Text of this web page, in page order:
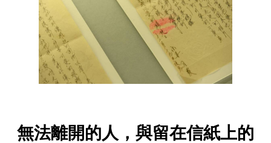
無法離開的人，與留在信紙上的